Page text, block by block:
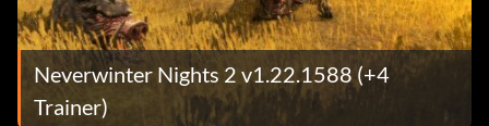
Neverwinter Nights 2 v1.22.1588 (+4
Trainer)